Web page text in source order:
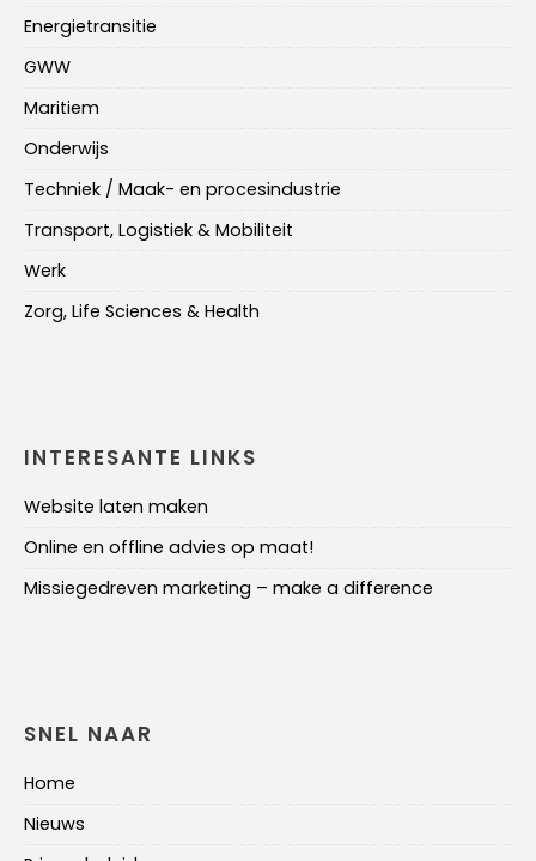
Energietransitie
GWW
Maritiem
Onderwijs
Techniek / Maak- en procesindustrie
Transport, Logistiek & Mobiliteit
Werk
Zorg, Life Sciences & Health
INTERESANTE LINKS
Website laten maken
Online en offline advies op maat!
Missiegedreven marketing – make a difference
SNEL NAAR
Home
Nieuws